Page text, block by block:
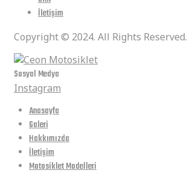
İletişim
Copyright © 2024. All Rights Reserved.
Sosyal Medya
Instagram
Anasayfa
Galeri
Hakkımızda
İletişim
Motosiklet Modelleri